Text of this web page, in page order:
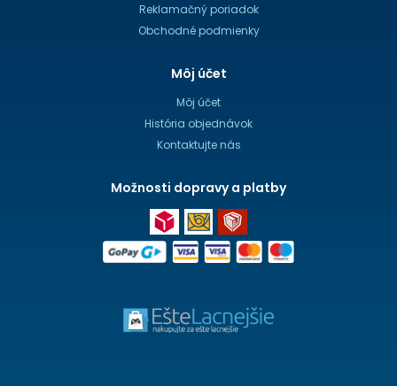
Reklamačný poriadok
Obchodné podmienky
Môj účet
Môj účet
História objednávok
Kontaktujte nás
Možnosti dopravy a platby